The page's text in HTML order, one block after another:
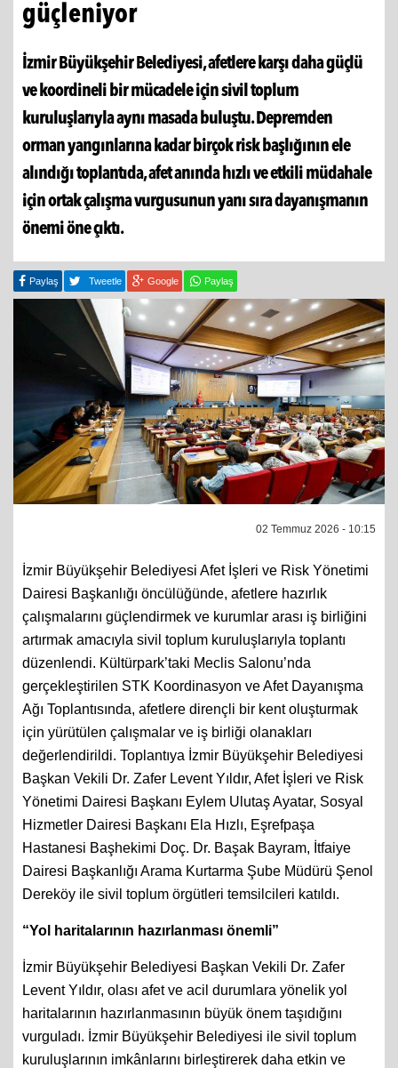
güçleniyor
İzmir Büyükşehir Belediyesi, afetlere karşı daha güçlü
ve koordineli bir mücadele için sivil toplum
kuruluşlarıyla aynı masada buluştu. Depremden
orman yangınlarına kadar birçok risk başlığının ele
alındığı toplantıda, afet anında hızlı ve etkili müdahale
için ortak çalışma vurgusunun yanı sıra dayanışmanın
önemi öne çıktı.
Paylaş Tweetle Google Paylaş
02 Temmuz 2026 - 10:15
İzmir Büyükşehir Belediyesi Afet İşleri ve Risk Yönetimi
Dairesi Başkanlığı öncülüğünde, afetlere hazırlık
çalışmalarını güçlendirmek ve kurumlar arası iş birliğini
artırmak amacıyla sivil toplum kuruluşlarıyla toplantı
düzenlendi. Kültürpark’taki Meclis Salonu’nda
gerçekleştirilen STK Koordinasyon ve Afet Dayanışma
Ağı Toplantısında, afetlere dirençli bir kent oluşturmak
için yürütülen çalışmalar ve iş birliği olanakları
değerlendirildi. Toplantıya İzmir Büyükşehir Belediyesi
Başkan Vekili Dr. Zafer Levent Yıldır, Afet İşleri ve Risk
Yönetimi Dairesi Başkanı Eylem Ulutaş Ayatar, Sosyal
Hizmetler Dairesi Başkanı Ela Hızlı, Eşrefpaşa
Hastanesi Başhekimi Doç. Dr. Başak Bayram, İtfaiye
Dairesi Başkanlığı Arama Kurtarma Şube Müdürü Şenol
Dereköy ile sivil toplum örgütleri temsilcileri katıldı.
“Yol haritalarının hazırlanması önemli”
İzmir Büyükşehir Belediyesi Başkan Vekili Dr. Zafer
Levent Yıldır, olası afet ve acil durumlara yönelik yol
haritalarının hazırlanmasının büyük önem taşıdığını
vurguladı. İzmir Büyükşehir Belediyesi ile sivil toplum
kuruluşlarının imkânlarını birleştirerek daha etkin ve